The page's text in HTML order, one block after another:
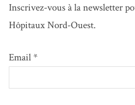
Inscrivez-vous à la newsletter
Hôpitaux Nord-Ouest.
Email *